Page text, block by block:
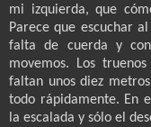
mi izquierda, que
Parece que escuchar
falta de cuerda y
movemos. Los
faltan unos diez
todo rápidamente. En
la escalada y sólo el